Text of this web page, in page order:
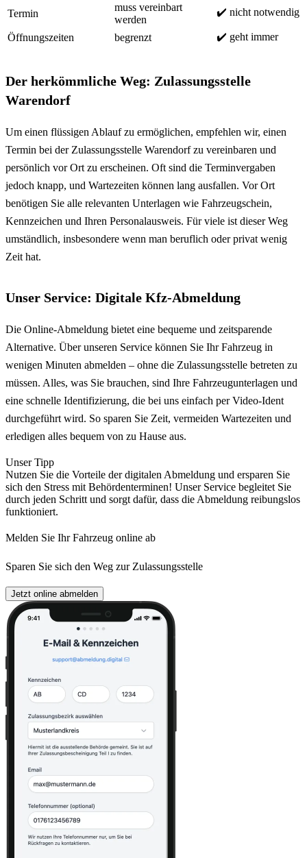
Termin
muss vereinbart
werden
✔️ nicht notwendig
Öffnungszeiten begrenzt ✔️ geht immer
Der herkömmliche Weg: Zulassungsstelle
Warendorf
Um einen flüssigen Ablauf zu ermöglichen, empfehlen wir, einen
Termin bei der Zulassungsstelle Warendorf zu vereinbaren und
persönlich vor Ort zu erscheinen. Oft sind die Terminvergaben
jedoch knapp, und Wartezeiten können lang ausfallen. Vor Ort
benötigen Sie alle relevanten Unterlagen wie Fahrzeugschein,
Kennzeichen und Ihren Personalausweis. Für viele ist dieser Weg
umständlich, insbesondere wenn man beruflich oder privat wenig
Zeit hat.
Unser Service: Digitale Kfz-Abmeldung
Die Online-Abmeldung bietet eine bequeme und zeitsparende
Alternative. Über unseren Service können Sie Ihr Fahrzeug in
wenigen Minuten abmelden – ohne die Zulassungsstelle betreten zu
müssen. Alles, was Sie brauchen, sind Ihre Fahrzeugunterlagen und
eine schnelle Identifizierung, die bei uns einfach per Video-Ident
durchgeführt wird. So sparen Sie Zeit, vermeiden Wartezeiten und
erledigen alles bequem von zu Hause aus.
Unser Tipp
Nutzen Sie die Vorteile der digitalen Abmeldung und ersparen Sie
sich den Stress mit Behördenterminen! Unser Service begleitet Sie
durch jeden Schritt und sorgt dafür, dass die Abmeldung reibungslos
funktioniert.
Melden Sie Ihr Fahrzeug online ab
Sparen Sie sich den Weg zur Zulassungsstelle
Jetzt online abmelden